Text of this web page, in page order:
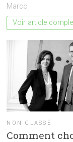
Marco
Voir article
NON CLASSÉ
Comment